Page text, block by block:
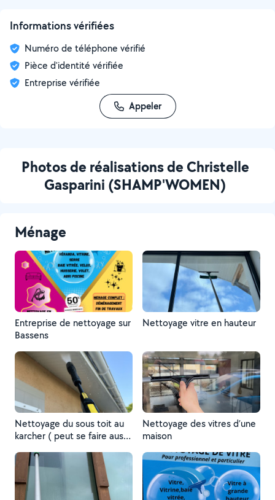
Informations vérifiées
Numéro de téléphone vérifié
Pièce d'identité vérifiée
Entreprise vérifiée
Appeler
Photos de réalisations de Christelle
Gasparini (SHAMP'WOMEN)
Ménage
Entreprise de nettoyage sur
Bassens
Nettoyage vitre en hauteur
Nettoyage du sous toit au
karcher ( peut se faire aussi
Nettoyage des vitres d’une
maison